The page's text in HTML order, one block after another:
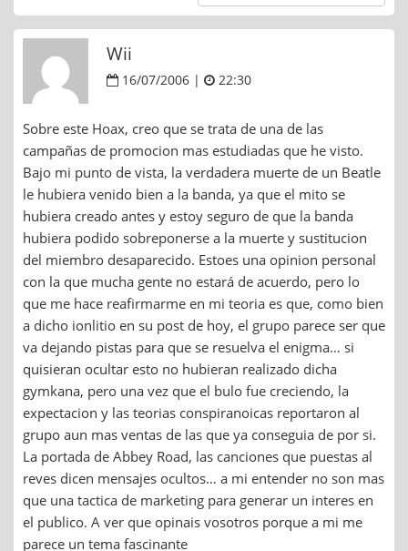
Wii
16/07/2006 | 22:30
Sobre este Hoax, creo que se trata de una de las
campañas de promocion mas estudiadas que he visto.
Bajo mi punto de vista, la verdadera muerte de un Beatle
le hubiera venido bien a la banda, ya que el mito se
hubiera creado antes y estoy seguro de que la banda
hubiera podido sobreponerse a la muerte y sustitucion
del miembro desaparecido. Estoes una opinion personal
con la que mucha gente no estará de acuerdo, pero lo
que me hace reafirmarme en mi teoria es que, como bien
a dicho ionlitio en su post de hoy, el grupo parece ser que
va dejando pistas para que se resuelva el enigma… si
quisieran ocultar esto no hubieran realizado dicha
gymkana, pero una vez que el bulo fue creciendo, la
expectacion y las teorias conspiranoicas reportaron al
grupo aun mas ventas de las que ya conseguia de por si.
La portada de Abbey Road, las canciones que puestas al
reves dicen mensajes ocultos… a mi entender no son mas
que una tactica de marketing para generar un interes en
el publico. A ver que opinais vosotros porque a mi me
parece un tema fascinante